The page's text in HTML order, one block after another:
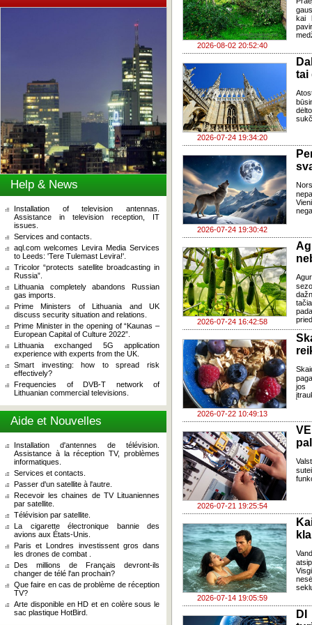
Help & News
Installation of television antennas.
Assistance in television reception, IT
issues.
Services and contacts.
aql.com welcomes Levira Media Services
to Leeds: 'Tere Tulemast Levira!'.
Tricolor “protects satellite broadcasting in
Russia”.
Lithuania completely abandons Russian
gas imports.
Prime Ministers of Lithuania and UK
discuss security situation and relations.
Prime Minister in the opening of “Kaunas –
European Capital of Culture 2022”.
Lithuania exchanged 5G application
experience with experts from the UK.
Smart investing: how to spread risk
effectively?
Frequencies of DVB-T network of
Lithuanian commercial televisions.
Aide et Nouvelles
Installation d'antennes de télévision.
Assistance à la réception TV, problèmes
informatiques.
Services et contacts.
Passer d'un satellite à l'autre.
Recevoir les chaines de TV Lituaniennes
par satellite.
Télévision par satellite.
La cigarette électronique bannie des
avions aux États-Unis.
Paris et Londres investissent gros dans
les drones de combat .
Des millions de Français devront-ils
changer de télé l'an prochain?
Que faire en cas de problème de réception
TV?
Arte disponible en HD et en colère sous le
sac plastique HotBird.
2026-08-02 20:52:40
kai
2026-07-24 19:34:20
tai
2026-07-24 19:30:42
2026-07-24 16:42:58
2026-07-22 10:49:13
jos
2026-07-21 19:25:54
2026-07-14 19:05:59